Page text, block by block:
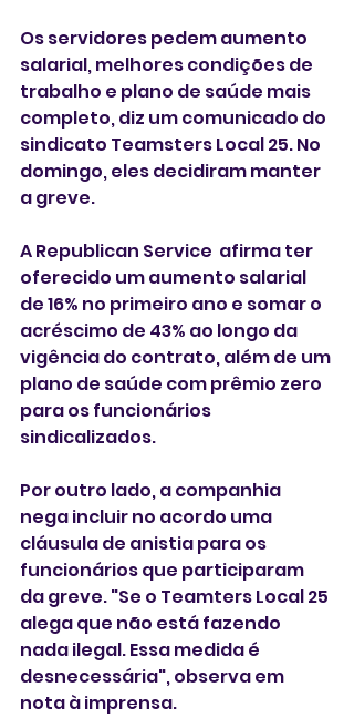
Os servidores pedem aumento
salarial, melhores condições de
trabalho e plano de saúde mais
completo, diz um comunicado do
sindicato Teamsters Local 25. No
domingo, eles decidiram manter
a greve.
A Republican Service  afirma ter
oferecido um aumento salarial
de 16% no primeiro ano e somar o
acréscimo de 43% ao longo da
vigência do contrato, além de um
plano de saúde com prêmio zero
para os funcionários
sindicalizados.
Por outro lado, a companhia
nega incluir no acordo uma
cláusula de anistia para os
funcionários que participaram
da greve. "Se o Teamters Local 25
alega que não está fazendo
nada ilegal. Essa medida é
desnecessária", observa em
nota à imprensa.